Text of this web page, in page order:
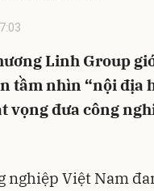
Linh Group
tầm nhìn “nội địa
vọng đưa công
nghiệp Việt Nam